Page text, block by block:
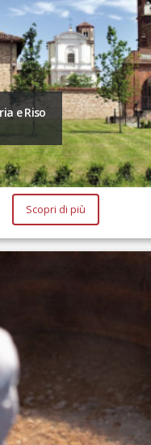
e Riso
Scopri di più